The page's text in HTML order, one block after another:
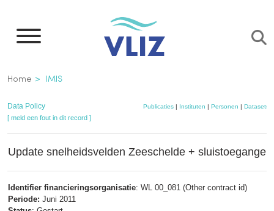
naar
inhoud
gaan
Kruimelpad
Home IMIS
Data Policy Publicaties| Instituten | Personen | Datasets
[ meld een fout in dit record ]
Update snelheidsvelden Zeeschelde + sluistoegangen
Identifier financieringsorganisatie: WL 00_081 (Other contract id)
Periode: Juni 2011